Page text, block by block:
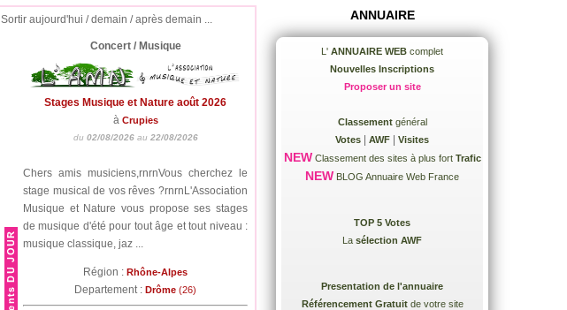
Sortir aujourd'hui / demain / après demain ...
Concert / Musique
Stages Musique et Nature août 2026
à Crupies
du 02/08/2026au 22/08/2026
Chers amis musiciens,rnrnVous cherchez le
stage musical de vos rêves ?rnrnL'Association
Musique et Nature vous propose ses stages
de musique d'été pour tout âge et tout niveau :
musique classique, jaz ...
Région : Rhône-Alpes
Departement : Drôme (26)
ANNUAIRE
L' ANNUAIRE WEB complet
Nouvelles Inscriptions
Proposer un site
Classementgénéral
Votes
AWF Visites
NEWClassement des sites à plus fort Trafic
NEW BLOG Annuaire Web France
TOP 5 Votes
La sélection AWF
Presentation de l'annuaire
Référencement Gratuitde votre site